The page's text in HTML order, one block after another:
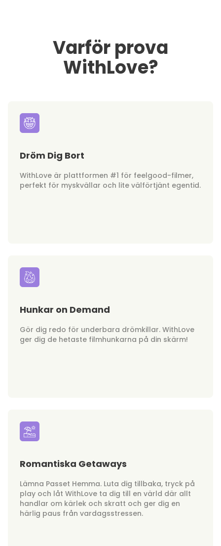
Varför prova
WithLove?
Dröm Dig Bort
WithLove är plattformen #1 för feelgood-filmer,
perfekt för myskvällar och lite välförtjänt egentid.
Hunkar on Demand
Gör dig redo för underbara drömkillar. WithLove
ger dig de hetaste filmhunkarna på din skärm!
Romantiska Getaways
Lämna Passet Hemma. Luta dig tillbaka, tryck på
play och låt WithLove ta dig till en värld där allt
handlar om kärlek och skratt och ger dig en
härlig paus från vardagsstressen.